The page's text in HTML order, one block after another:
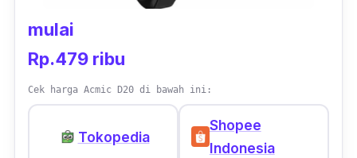
mulai
Rp.479 ribu
Cek harga Acmic D20 di bawah ini:
Tokopedia
Shopee
Indonesia